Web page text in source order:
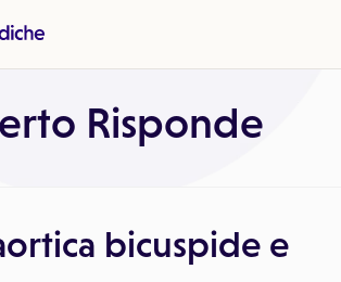
Risponde
bicuspide e